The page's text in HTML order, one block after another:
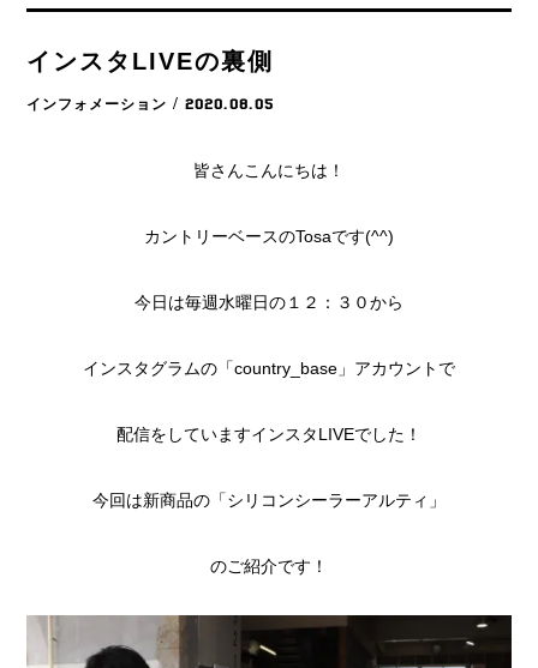
インスタLIVEの裏側
インフォメーション / 2020.08.05
皆さんこんにちは！
カントリーベースのTosaです(^^)
今日は毎週水曜日の１２：３０から
インスタグラムの「country_base」アカウントで
配信をしていますインスタLIVEでした！
今回は新商品の「シリコンシーラーアルティ」
のご紹介です！